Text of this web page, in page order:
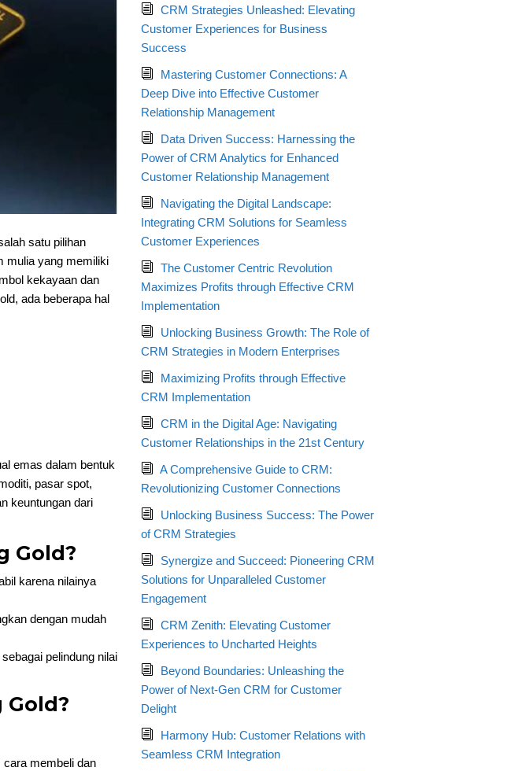
satu pilihan
mulia yang memiliki
kekayaan dan
ada beberapa hal
emas dalam bentuk
pasar spot,
keuntungan dari
Gold?
karena nilainya
dengan mudah
pelindung nilai
Gold?
membeli dan
CRM Strategies Unleashed: Elevating
Customer Experiences for Business
Success
Mastering Customer Connections: A
Deep Dive into Effective Customer
Relationship Management
Data Driven Success: Harnessing the
Power of CRM Analytics for Enhanced
Customer Relationship Management
Navigating the Digital Landscape:
Integrating CRM Solutions for Seamless
Customer Experiences
The Customer Centric Revolution
Maximizes Profits through Effective CRM
Implementation
Unlocking Business Growth: The Role of
CRM Strategies in Modern Enterprises
Maximizing Profits through Effective
CRM Implementation
CRM in the Digital Age: Navigating
Customer Relationships in the 21st Century
A Comprehensive Guide to CRM:
Revolutionizing Customer Connections
Unlocking Business Success: The Power
of CRM Strategies
Synergize and Succeed: Pioneering CRM
Solutions for Unparalleled Customer
Engagement
CRM Zenith: Elevating Customer
Experiences to Uncharted Heights
Beyond Boundaries: Unleashing the
Power of Next-Gen CRM for Customer
Delight
Harmony Hub: Customer Relations with
Seamless CRM Integration